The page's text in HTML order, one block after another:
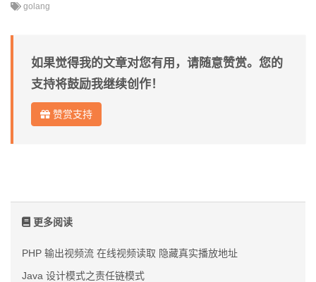
golang
如果觉得我的文章对您有用，请随意赞赏。您的
支持将鼓励我继续创作！
赞赏支持
更多阅读
PHP 输出视频流 在线视频读取 隐藏真实播放地址
Java 设计模式之责任链模式